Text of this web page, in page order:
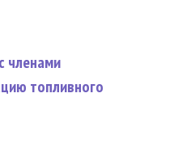
членами
топливного